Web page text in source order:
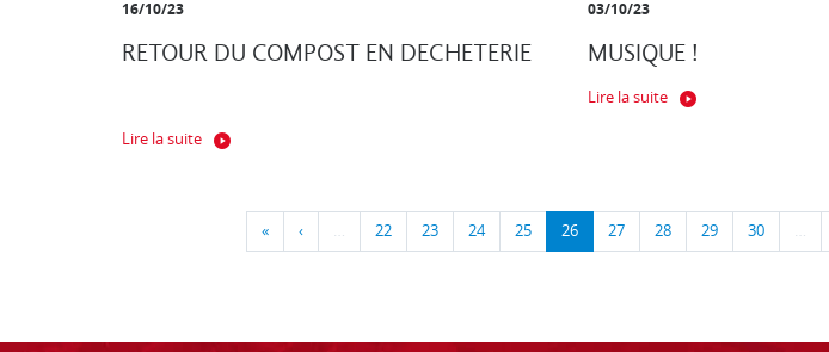
16/10/23
RETOUR DU COMPOST EN DECHETERIE
Lire la suite
03/10/23
MUSIQUE !
Lire la suite
« ‹ … 22 23 24 25 26 27 28 29 30 …